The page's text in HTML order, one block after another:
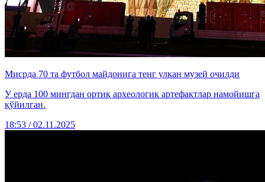
Мисрда 70 та футбол майдонига тенг улкан музей очилди
У ерда 100 мингдан ортиқ археологик артефактлар намойишга
қўйилган.
18:53 / 02.11.2025